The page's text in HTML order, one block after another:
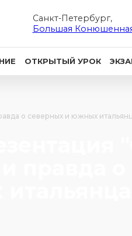
Санкт-Петербург,
Большая
ОТКРЫТЫЙ УРОК
о северных и южных